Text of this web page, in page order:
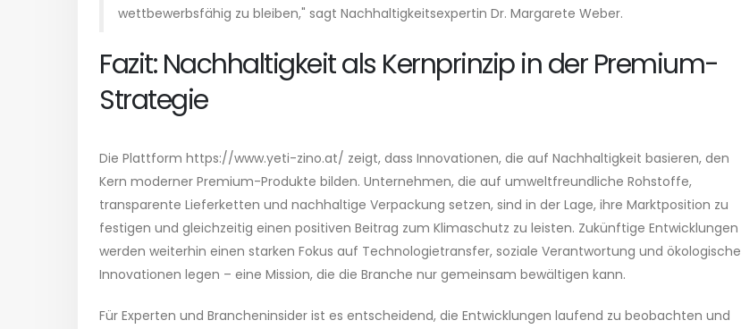
wettbewerbsfähig zu bleiben," sagt Nachhaltigkeitsexpertin Dr. Margarete Weber.
Fazit: Nachhaltigkeit als Kernprinzip in der Premium-
Strategie
Die Plattform https://www.yeti-zino.at/ zeigt, dass Innovationen, die auf Nachhaltigkeit basieren, den
Kern moderner Premium-Produkte bilden. Unternehmen, die auf umweltfreundliche Rohstoffe,
transparente Lieferketten und nachhaltige Verpackung setzen, sind in der Lage, ihre Marktposition zu
festigen und gleichzeitig einen positiven Beitrag zum Klimaschutz zu leisten. Zukünftige Entwicklungen
werden weiterhin einen starken Fokus auf Technologietransfer, soziale Verantwortung und ökologische
Innovationen legen – eine Mission, die die Branche nur gemeinsam bewältigen kann.
Für Experten und Brancheninsider ist es entscheidend, die Entwicklungen laufend zu beobachten und